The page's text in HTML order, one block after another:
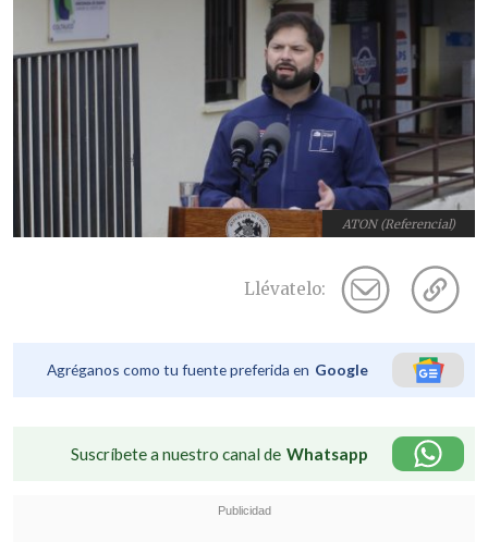
ATON (Referencial)
Llévatelo:
Agréganos como tu fuente preferida en Google
Suscríbete a nuestro canal de Whatsapp